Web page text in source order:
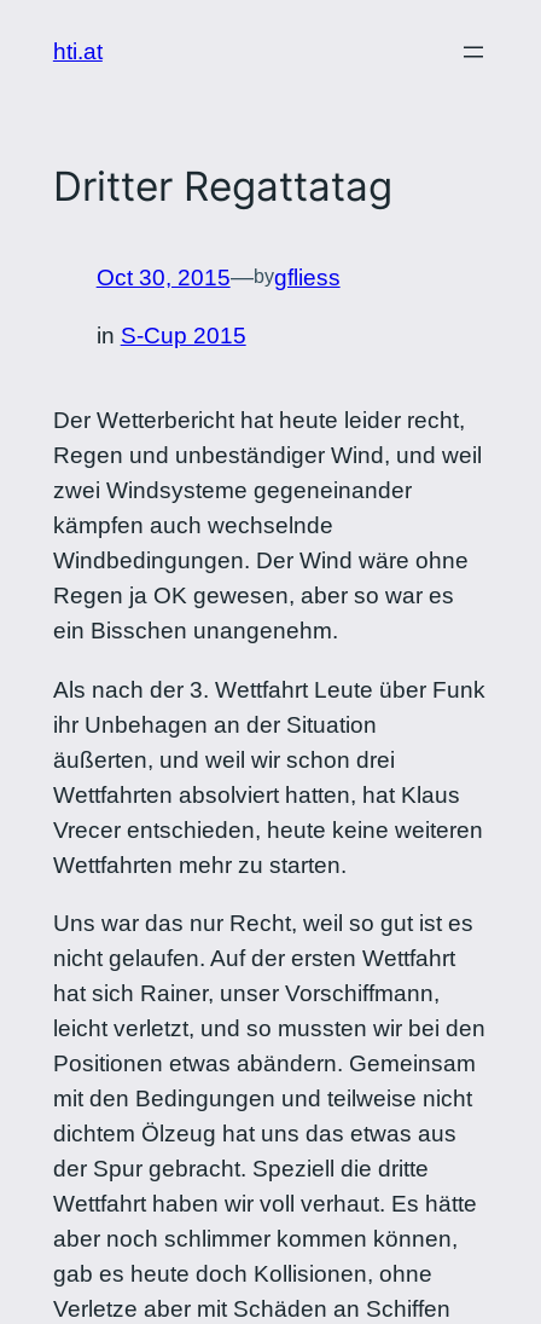
hti.at
Dritter Regattatag
Oct 30, 2015—bygfliess
in S-Cup 2015
Der Wetterbericht hat heute leider recht,
Regen und unbeständiger Wind, und weil
zwei Windsysteme gegeneinander
kämpfen auch wechselnde
Windbedingungen. Der Wind wäre ohne
Regen ja OK gewesen, aber so war es
ein Bisschen unangenehm.
Als nach der 3. Wettfahrt Leute über Funk
ihr Unbehagen an der Situation
äußerten, und weil wir schon drei
Wettfahrten absolviert hatten, hat Klaus
Vrecer entschieden, heute keine weiteren
Wettfahrten mehr zu starten.
Uns war das nur Recht, weil so gut ist es
nicht gelaufen. Auf der ersten Wettfahrt
hat sich Rainer, unser Vorschiffmann,
leicht verletzt, und so mussten wir bei den
Positionen etwas abändern. Gemeinsam
mit den Bedingungen und teilweise nicht
dichtem Ölzeug hat uns das etwas aus
der Spur gebracht. Speziell die dritte
Wettfahrt haben wir voll verhaut. Es hätte
aber noch schlimmer kommen können,
gab es heute doch Kollisionen, ohne
Verletze aber mit Schäden an Schiffen